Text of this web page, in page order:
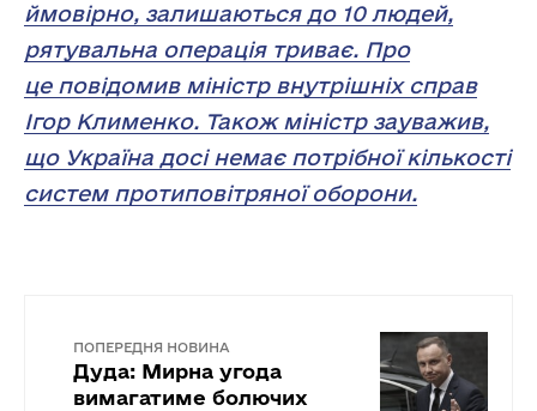
ймовірно, залишаються до 10 людей,
рятувальна операція триває. Про
це повідомив міністр внутрішніх справ
Ігор Клименко. Також міністр зауважив,
що Україна досі немає потрібної кількості
систем протиповітряної оборони.
ПОПЕРЕДНЯ НОВИНА
Дуда: Мирна угода
вимагатиме болючих